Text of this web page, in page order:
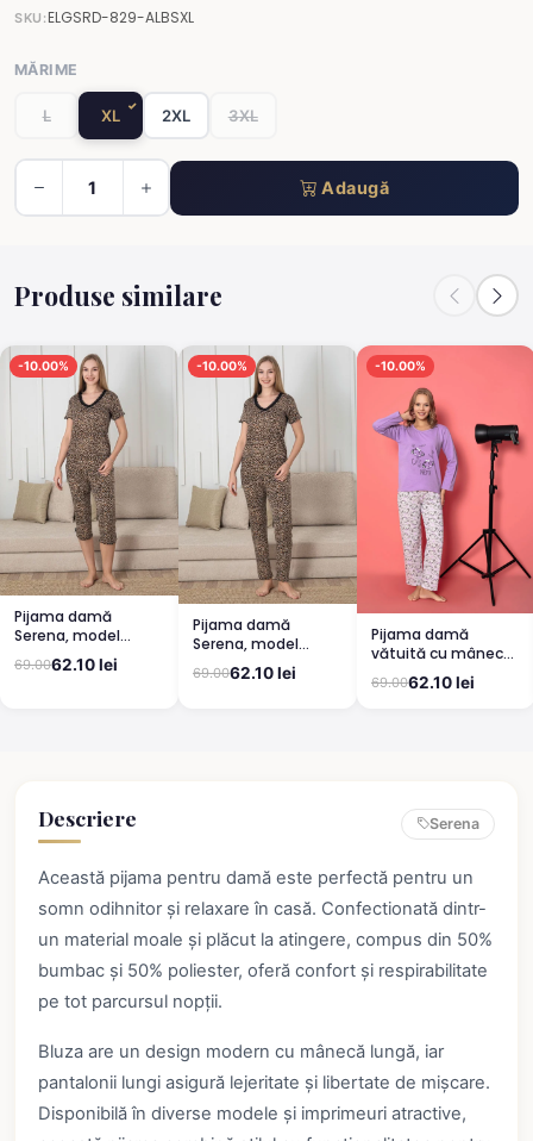
SKU:ELGSRD-829-ALBSXL
MĂRIME
L XL 2XL 3XL
Adaugă
Produse similare
-10.00%
Pijama damă
Serena, model
leopard, mânecă
scurtă, pantaloni
69.0062.10 lei
-10.00%
Pijama damă
Serena, model
leopard, mânecă
scurtă, pantaloni
69.0062.10 lei
-10.00%
Pijama damă
vătuită cu mânecă
lungă și pantaloni
lungi din bumbac,
69.0062.10 lei
Descriere Serena
Această pijama pentru damă este perfectă pentru un
somn odihnitor și relaxare în casă. Confectionată dintr-
un material moale și plăcut la atingere, compus din 50%
bumbac și 50% poliester, oferă confort și respirabilitate
pe tot parcursul nopții.
Bluza are un design modern cu mânecă lungă, iar
pantalonii lungi asigură lejeritate și libertate de mișcare.
Disponibilă în diverse modele și imprimeuri atractive,